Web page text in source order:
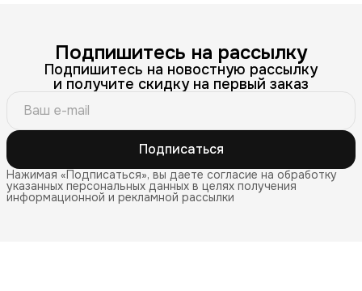
Подпишитесь на рассылку
Подпишитесь на новостную рассылку
и получите скидку на первый заказ
Подписаться
Нажимая «Подписаться», вы даете согласие на обработку
указанных персональных данных в целях получения
информационной и рекламной рассылки